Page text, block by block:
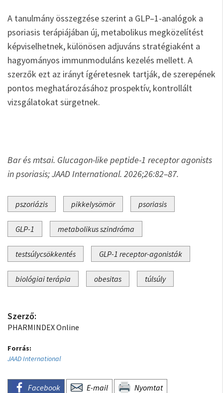
A tanulmány összegzése szerint a GLP–1-analógok a
psoriasis terápiájában új, metabolikus megközelítést
képviselhetnek, különösen adjuváns stratégiaként a
hagyományos immunmoduláns kezelés mellett. A
szerzők ezt az irányt ígéretesnek tartják, de szerepének
pontos meghatározásához prospektív, kontrollált
vizsgálatokat sürgetnek.
Bar és mtsai. Glucagon-like peptide-1 receptor agonists
in psoriasis; JAAD International. 2026;26:82–87.
pszoriázis pikkelysömör psoriasis
GLP-1 metabolikus szindróma
testsúlycsökkentés GLP-1 receptor-agonisták
biológiai terápia obesitas túlsúly
Szerző:
PHARMINDEX Online
Forrás:
JAAD International
Facebook E-mail Nyomtat